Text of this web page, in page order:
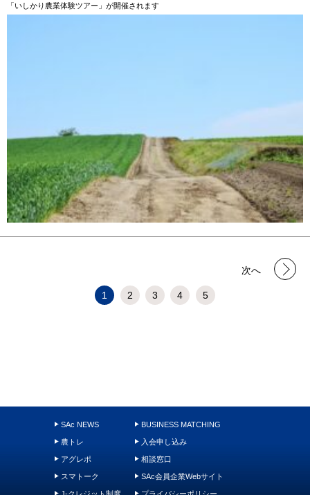
「いしかり農業体験ツアー」が開催されます
1 2 3 4 5
次へ
SAc NEWS
農トレ
アグレポ
スマトーク
BUSINESS MATCHING
入会申し込み
相談窓口
SAc会員企業Webサイト